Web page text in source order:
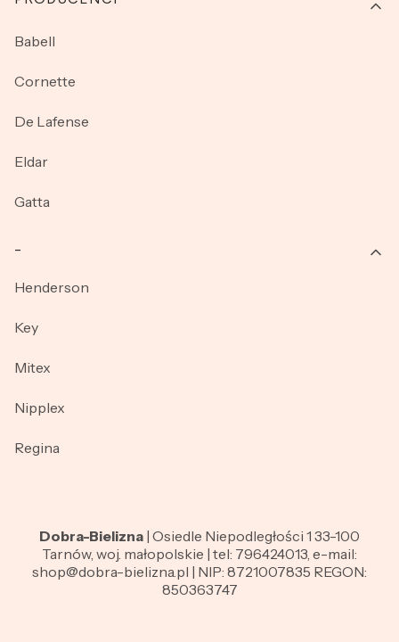
Babell
Cornette
De Lafense
Eldar
Gatta
Henderson
Key
Mitex
Nipplex
Regina
Dobra-Bielizna | Osiedle Niepodległości 1 33-100
Tarnów, woj. małopolskie | tel: 796424013, e-mail:
shop@dobra-bielizna.pl | NIP: 8721007835 REGON:
850363747